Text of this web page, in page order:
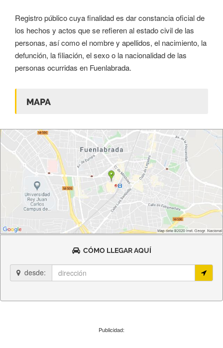
Registro público cuya finalidad es dar constancia oficial de
los hechos y actos que se refieren al estado civil de las
personas, así como el nombre y apellidos, el nacimiento, la
defunción, la filiación, el sexo o la nacionalidad de las
personas ocurridas en Fuenlabrada.
MAPA
CÓMO LLEGAR AQUÍ
desde:
Publicidad: